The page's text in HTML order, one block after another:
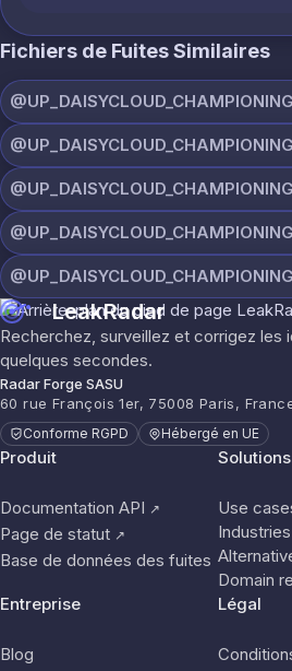
Fichiers de Fuites Similaires
LeakRadar
Recherchez, surveillez et corrigez les
quelques secondes.
Radar Forge SASU
60 rue François 1er, 75008 Paris,
Conforme RGPD Hébergé en UE
Produit
Documentation API ↗
Page de statut ↗
Base de données des fuites
Solutions
Use
Industries
Domain
Entreprise
Blog
Légal